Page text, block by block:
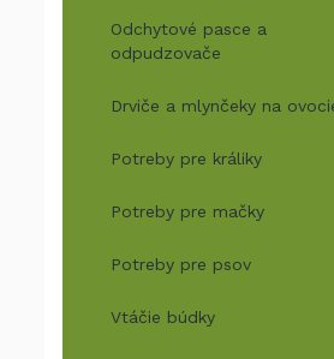
Odchytové pasce a
odpudzovače
Drviče a mlynčeky na
Potreby pre králiky
Potreby pre mačky
Potreby pre psov
Vtáčie búdky